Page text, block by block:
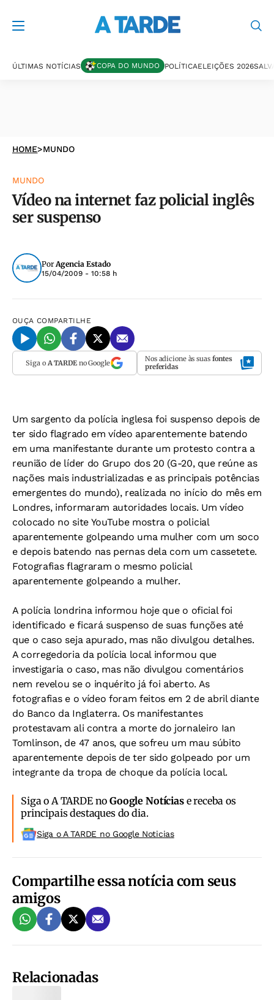
ÚLTIMAS NOTÍCIAS COPA DO MUNDO POLÍTICAELEIÇÕES 2026
HOME>MUNDO
MUNDO
Vídeo na internet faz policial inglês
ser suspenso
PorAgencia Estado
15/04/2009 - 10:58 h
OUÇA COMPARTILHE
Siga o A TARDEno Google Nos adicione às suas fontes
preferidas
Um sargento da polícia inglesa foi suspenso depois de
ter sido flagrado em vídeo aparentemente batendo
em uma manifestante durante um protesto contra a
reunião de líder do Grupo dos 20 (G-20, que reúne as
nações mais industrializadas e as principais potências
emergentes do mundo), realizada no início do mês em
Londres, informaram autoridades locais. Um vídeo
colocado no site YouTube mostra o policial
aparentemente golpeando uma mulher com um soco
e depois batendo nas pernas dela com um cassetete.
Fotografias flagraram o mesmo policial
aparentemente golpeando a mulher.
A polícia londrina informou hoje que o oficial foi
identificado e ficará suspenso de suas funções até
que o caso seja apurado, mas não divulgou detalhes.
A corregedoria da polícia local informou que
investigaria o caso, mas não divulgou comentários
nem revelou se o inquérito já foi aberto. As
fotografias e o vídeo foram feitos em 2 de abril diante
do Banco da Inglaterra. Os manifestantes
protestavam ali contra a morte do jornaleiro Ian
Tomlinson, de 47 anos, que sofreu um mau súbito
aparentemente depois de ter sido golpeado por um
integrante da tropa de choque da polícia local.
Siga o A TARDE noGoogle Notíciase receba os
principais destaques do dia.
Siga o A TARDE no Google Noticias
Compartilhe essa notícia com seus
amigos
Relacionadas